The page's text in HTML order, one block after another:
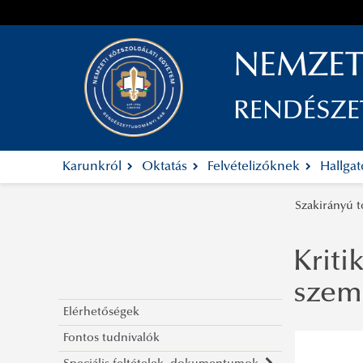
Karunkról Oktatás Felvételizőknek
Szakirányú
Elérhetőségek
Fontos tudnivalók